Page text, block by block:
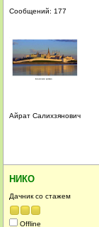
Сообщений: 177
Айрат Салихзянович
НИКО
Дачник со стажем
Offline